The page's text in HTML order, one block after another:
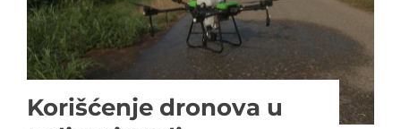
Korišćenje dronova u